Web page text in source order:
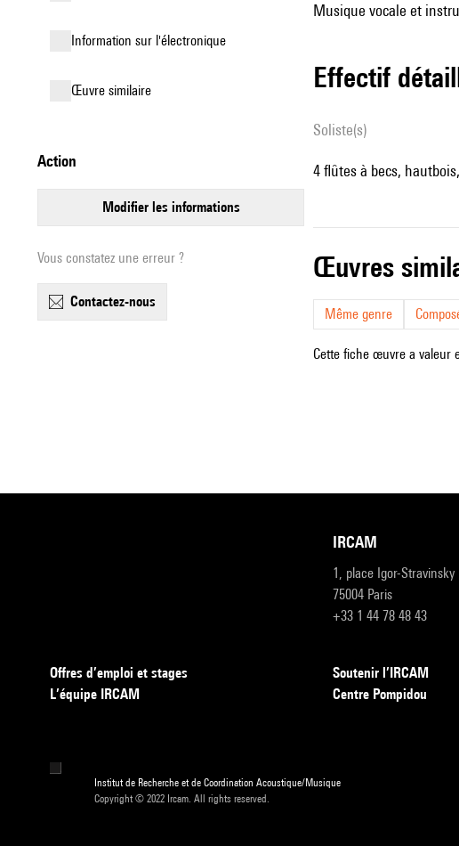
Information sur l'électronique
œuvre similaire
action
modifier les informations
Vous constatez une erreur ?
contactez-nous
Musique vocale et
effectif
Soliste(s)
4 flûtes à becs,
œuvres
Même genre
Cette fiche œuvre a valeur
IRCAM
1, place Igor-Stravinsky
75004 Paris
+33 1 44 78 48 43
Offres d’emploi et stages
L’équipe IRCAM
Soutenir l’IRCAM
Centre Pompidou
Institut de Recherche et de Coordination Acoustique/Musique
Copyright © 2022 Ircam. All rights reserved.